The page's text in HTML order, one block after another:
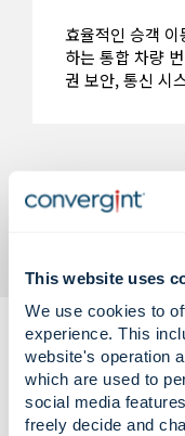
This website uses
We use cookies to
experience. This
website's operation
which are used to
social media
freely decide and
효율적인 승객
하는 통합 차량
권 보안, 통신 시